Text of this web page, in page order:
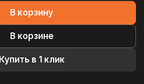
В корзину
В корзине
Купить в 1 клик